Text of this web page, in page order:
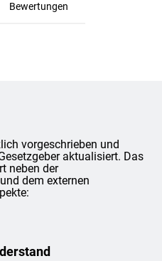
Bewertungen
vorgeschrieben und
aktualisiert. Das
neben der
dem externen